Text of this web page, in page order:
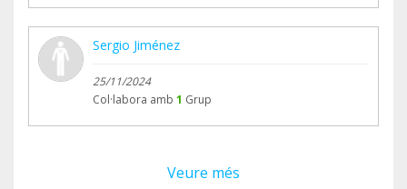
Sergio Jiménez
25/11/2024
Col·labora amb 1 Grup
Veure més